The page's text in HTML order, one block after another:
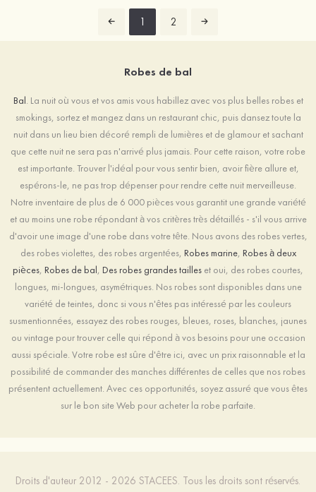
1 2
Robes de bal
Bal. La nuit où vous et vos amis vous habillez avec vos plus belles robes et
smokings, sortez et mangez dans un restaurant chic, puis dansez toute la
nuit dans un lieu bien décoré rempli de lumières et de glamour et sachant
que cette nuit ne sera pas n'arrivé plus jamais. Pour cette raison, votre robe
est importante. Trouver l'idéal pour vous sentir bien, avoir fière allure et,
espérons-le, ne pas trop dépenser pour rendre cette nuit merveilleuse.
Notre inventaire de plus de 6 000 pièces vous garantit une grande variété
et au moins une robe répondant à vos critères très détaillés - s'il vous arrive
d'avoir une image d'une robe dans votre tête. Nous avons des robes vertes,
des robes violettes, des robes argentées, Robes marine, Robes à deux
pièces, Robes de bal, Des robes grandes tailles et oui, des robes courtes,
longues, mi-longues, asymétriques. Nos robes sont disponibles dans une
variété de teintes, donc si vous n'êtes pas intéressé par les couleurs
susmentionnées, essayez des robes rouges, bleues, roses, blanches, jaunes
ou vintage pour trouver celle qui répond à vos besoins pour une occasion
aussi spéciale. Votre robe est sûre d'être ici, avec un prix raisonnable et la
possibilité de commander des manches différentes de celles que nos robes
présentent actuellement. Avec ces opportunités, soyez assuré que vous êtes
sur le bon site Web pour acheter la robe parfaite.
Droits d'auteur 2012 - 2026 STACEES. Tous les droits sont réservés.